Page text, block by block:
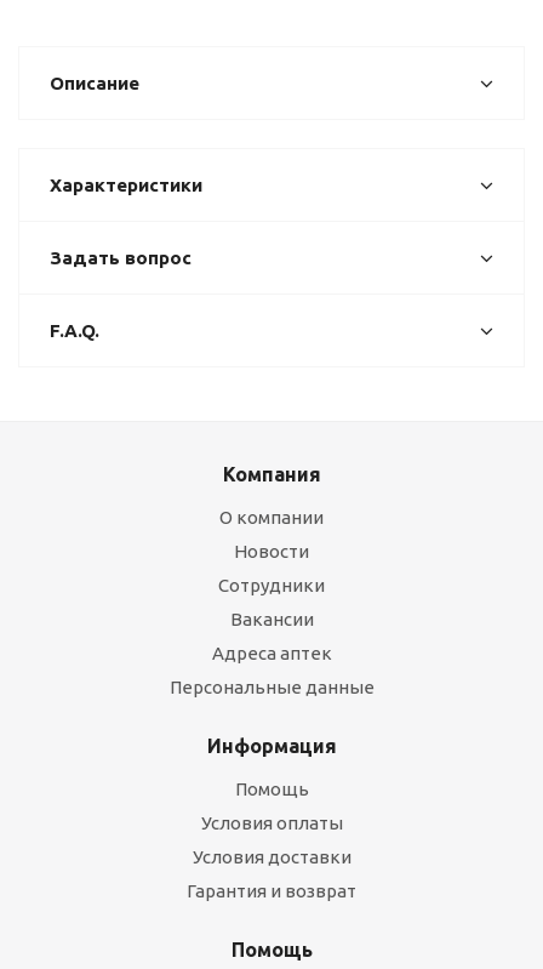
Описание
Характеристики
Задать вопрос
F.A.Q.
Компания
О компании
Новости
Сотрудники
Вакансии
Адреса аптек
Персональные данные
Информация
Помощь
Условия оплаты
Условия доставки
Гарантия и возврат
Помощь